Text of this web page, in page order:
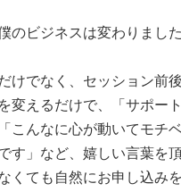
のビジネスは変わりました
けでなく、セッション前
変えるだけで、「サポー
こんなに心が動いてモチ
す」など、嬉しい言葉を
くても自然にお申し込み